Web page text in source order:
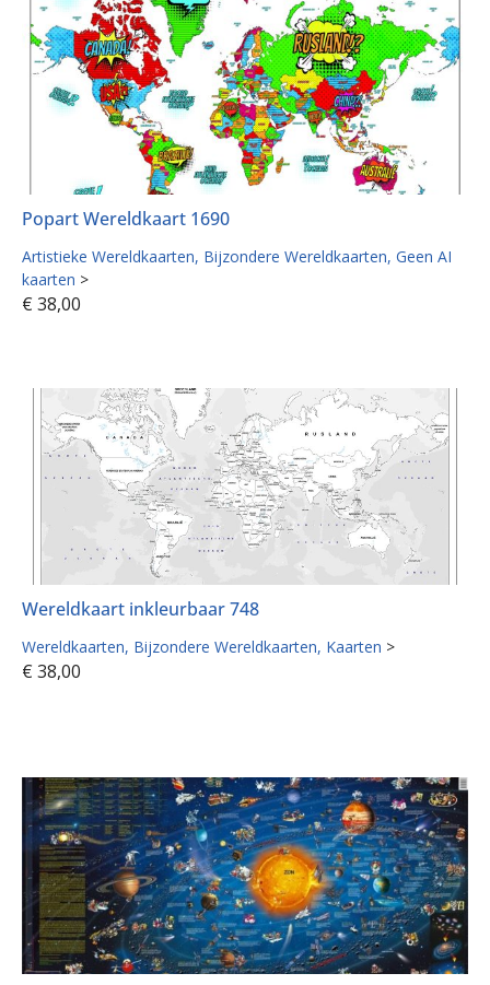
Popart Wereldkaart 1690
Artistieke Wereldkaarten Bijzondere Wereldkaarten Geen AI
kaarten >
€ 38,00
Wereldkaart inkleurbaar 748
Wereldkaarten Bijzondere Wereldkaarten Kaarten >
€ 38,00